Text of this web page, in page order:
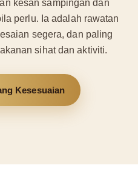
kesan sampingan dan
perlu. Ia adalah rawatan
segera, dan paling
sihat dan aktiviti.
Kesesuaian